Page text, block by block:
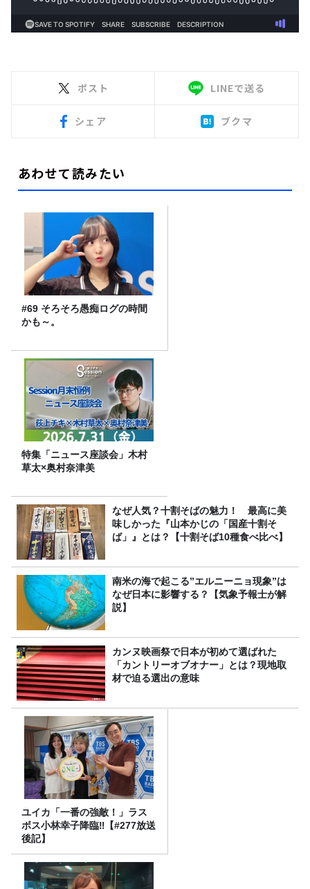
ポスト LINEで送る
シェア ブクマ
あわせて読みたい
#69 そろそろ愚痴ログの時間
かも～。
特集「ニュース座談会」木村
草太×奥村奈津美
なぜ人気？十割そばの魅力！ 最高に美
味しかった『山本かじの「国産十割そ
ば」』とは？【十割そば10種食べ比べ】
南米の海で起こる”エルニーニョ現象”は
なぜ日本に影響する？【気象予報士が解
説】
カンヌ映画祭で日本が初めて選ばれた
「カントリーオブオナー」とは？現地取
材で迫る選出の意味
ユイカ「一番の強敵！」ラス
ボス小林幸子降臨‼【#277放送
後記】